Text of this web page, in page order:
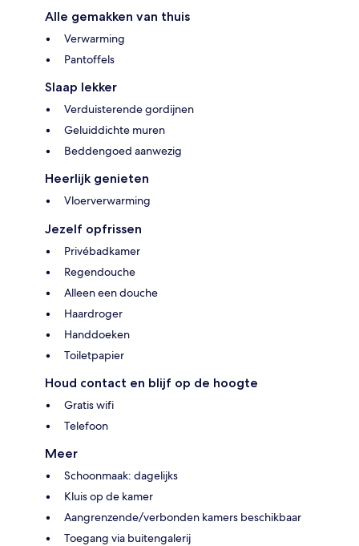
Alle gemakken van thuis
Verwarming
Pantoffels
Slaap lekker
Verduisterende gordijnen
Geluiddichte muren
Beddengoed aanwezig
Heerlijk genieten
Vloerverwarming
Jezelf opfrissen
Privébadkamer
Regendouche
Alleen een douche
Haardroger
Handdoeken
Toiletpapier
Houd contact en blijf op de hoogte
Gratis wifi
Telefoon
Meer
Schoonmaak: dagelijks
Kluis op de kamer
Aangrenzende/verbonden kamers beschikbaar
Toegang via buitengalerij